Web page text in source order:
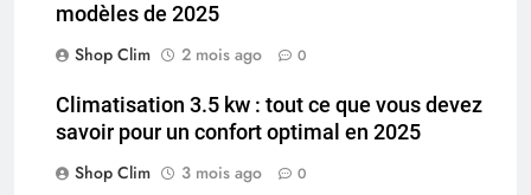
modèles de 2025
Shop Clim
2 mois ago 0
Climatisation 3.5 kw : tout ce que vous devez
savoir pour un confort optimal en 2025
Shop Clim
3 mois ago 0